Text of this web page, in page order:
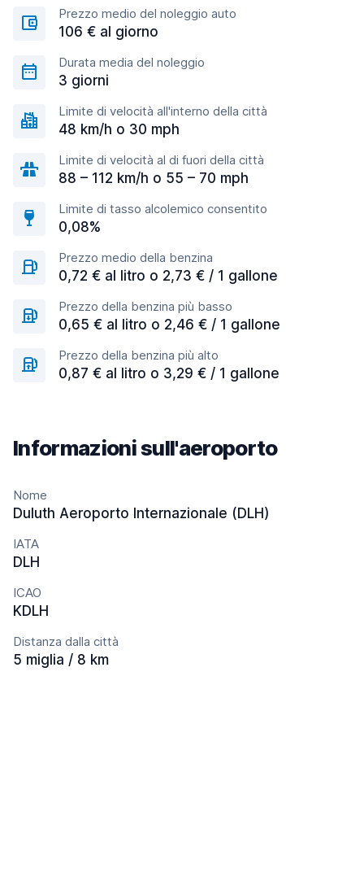
Prezzo medio del noleggio auto
106 € al giorno
Durata media del noleggio
3 giorni
Limite di velocità all'interno della città
48 km/h o 30 mph
Limite di velocità al di fuori della città
88 – 112 km/h o 55 – 70 mph
Limite di tasso alcolemico consentito
0,08%
Prezzo medio della benzina
0,72 € al litro o 2,73 € / 1 gallone
Prezzo della benzina più basso
0,65 € al litro o 2,46 € / 1 gallone
Prezzo della benzina più alto
0,87 € al litro o 3,29 € / 1 gallone
Informazioni sull'aeroporto
Nome
Duluth Aeroporto Internazionale (DLH)
IATA
DLH
ICAO
KDLH
Distanza dalla città
5 miglia / 8 km